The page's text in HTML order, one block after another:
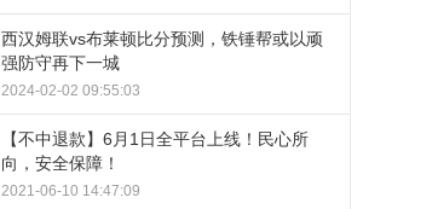
西汉姆联vs布莱顿比分预测，铁锤帮或以顽
强防守再下一城
2024-02-02 09:55:03
【不中退款】6月1日全平台上线！民心所
向，安全保障！
2021-06-10 14:47:09